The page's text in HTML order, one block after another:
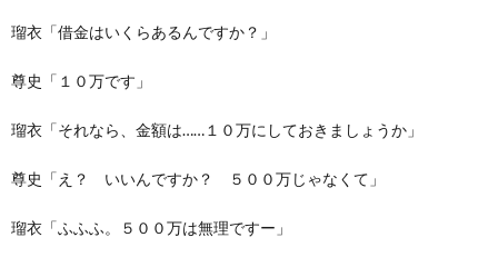
瑠衣「借金はいくらあるんですか？」
尊史「１０万です」
瑠衣「それなら、金額は……１０万にしておきましょうか」
尊史「え？ いいんですか？ ５００万じゃなくて」
瑠衣「ふふふ。５００万は無理ですー」